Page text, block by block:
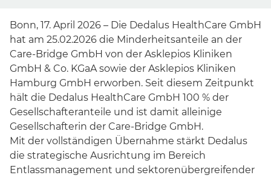
Bonn, 17. April 2026 – Die Dedalus HealthCare GmbH
hat am 25.02.2026 die Minderheitsanteile an der
Care-Bridge GmbH von der Asklepios Kliniken
GmbH & Co. KGaA sowie der Asklepios Kliniken
Hamburg GmbH erworben. Seit diesem Zeitpunkt
hält die Dedalus HealthCare GmbH 100 % der
Gesellschafteranteile und ist damit alleinige
Gesellschafterin der Care-Bridge GmbH.
Mit der vollständigen Übernahme stärkt Dedalus
die strategische Ausrichtung im Bereich
Entlassmanagement und sektorenübergreifender